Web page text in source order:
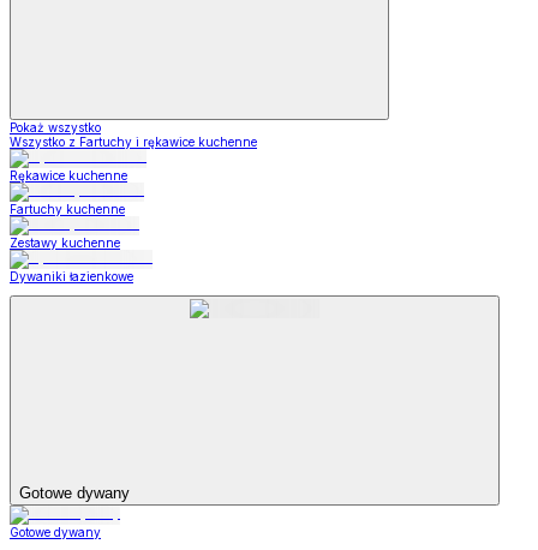
Pokaż wszystko
Wszystko z Fartuchy i rękawice kuchenne
Rękawice kuchenne
Fartuchy kuchenne
Zestawy kuchenne
Dywaniki łazienkowe
Gotowe dywany
Gotowe dywany